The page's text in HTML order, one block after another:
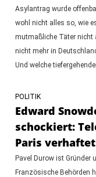
Asylantrag wurde
wohl nicht alles so, wie
mutmaßliche Täter nicht
nicht mehr in
Und welche
POLITIK
Edward
schockiert:
Paris verhaftet
Pavel Durow ist Gründer
Französische Behörden